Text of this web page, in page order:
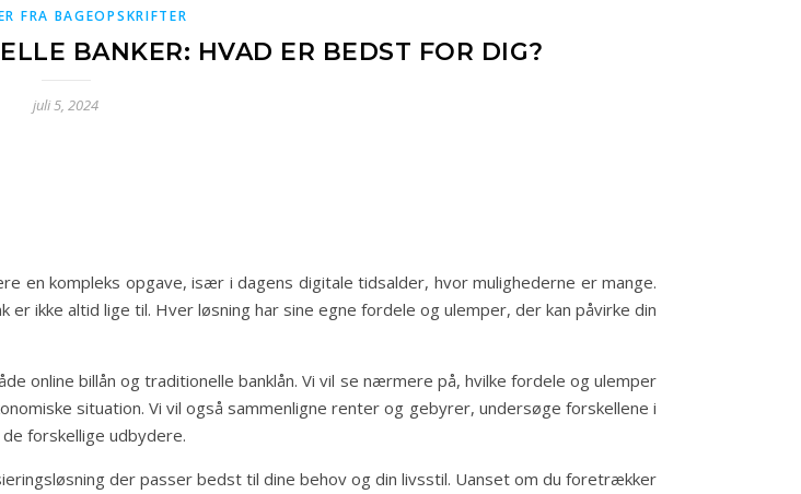
FRA BAGEOPSKRIFTER
BANKER: HVAD ER BEDST FOR DIG?
juli 5, 2024
en kompleks opgave, især i dagens digitale tidsalder, hvor mulighederne er mange.
ikke altid lige til. Hver løsning har sine egne fordele og ulemper, der kan påvirke din
online billån og traditionelle banklån. Vi vil se nærmere på, hvilke fordele og ulemper
situation. Vi vil også sammenligne renter og gebyrer, undersøge forskellene i
forskellige udbydere.
der passer bedst til dine behov og din livsstil. Uanset om du foretrækker